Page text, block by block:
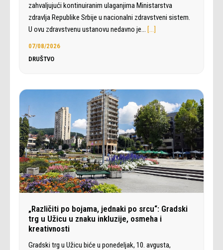
zahvaljujući kontinuiranim ulaganjima Ministarstva
zdravlja Republike Srbije u nacionalni zdravstveni sistem.
U ovu zdravstvenu ustanovu nedavno je…
[…]
07/08/2026
DRUŠTVO
„Različiti po bojama, jednaki po srcu“: Gradski
trg u Užicu u znaku inkluzije, osmeha i
kreativnosti
Gradski trg u Užicu biće u ponedeljak, 10. avgusta,